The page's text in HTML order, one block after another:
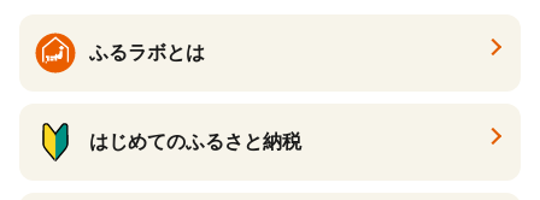
ふるラボとは
はじめてのふるさと納税